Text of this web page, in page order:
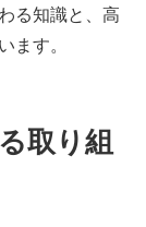
る知識と、高
す。
取り組